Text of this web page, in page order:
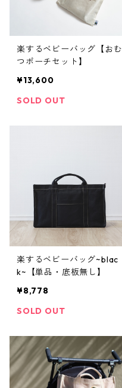
楽するベビーバッグ【おむ
つポーチセット】
¥13,600
SOLD OUT
楽するベビーバッグ~blac
k~【単品・底板無し】
¥8,778
SOLD OUT